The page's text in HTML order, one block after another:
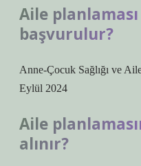
Aile
başvurulur?
Anne-Çocuk Sağlığı ve
Eylül 2024
Aile
alınır?